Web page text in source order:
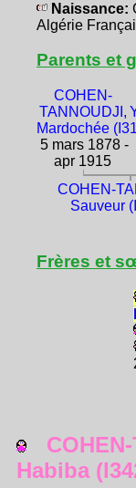
Naissance:
Algérie
Parents et
COHEN-
TANNOUDJI,
Mardochée
5 mars 1878 -
apr 1915
COHEN-
Sauveur
Frères et
COHEN-
Habiba